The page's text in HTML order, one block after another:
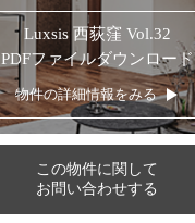
Luxsis 西荻窪 Vol.32
PDFファイルダウンロード
物件の詳細情報をみる
この物件に関して
お問い合わせする